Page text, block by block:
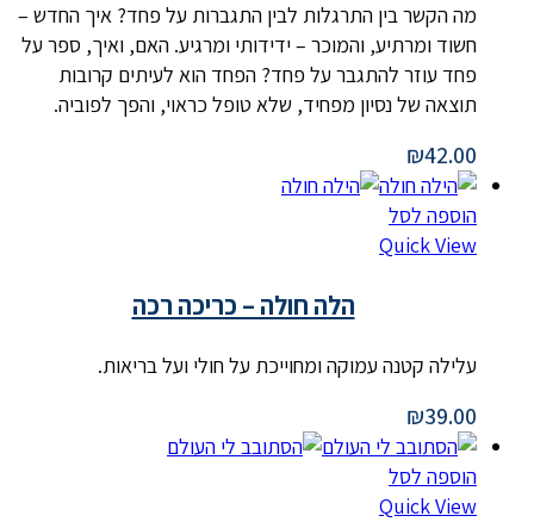
מה הקשר בין התרגלות לבין התגברות על פחד? איך החדש –
חשוד ומרתיע, והמוכר – ידידותי ומרגיע. האם, ואיך, ספר על
פחד עוזר להתגבר על פחד? הפחד הוא לעיתים קרובות
תוצאה של נסיון מפחיד, שלא טופל כראוי, והפך לפוביה.
₪42.00
הוספה לסל
Quick View
הלה חולה – כריכה רכה
עלילה קטנה עמוקה ומחוייכת על חולי ועל בריאות.
₪39.00
הוספה לסל
Quick View